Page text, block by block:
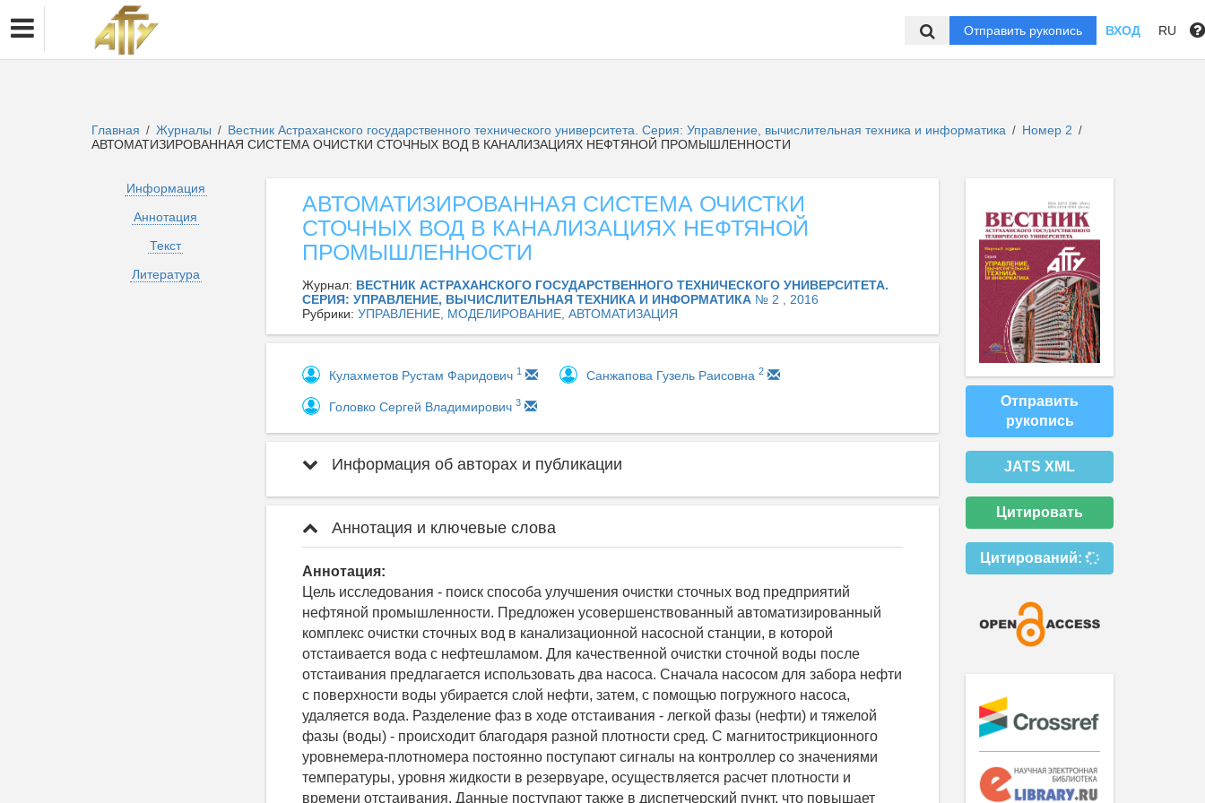
Отправить рукопись ВХОД RU
Главная / Журналы / Вестник Астраханского государственного технического университета. Серия: Управление, вычислительная техника и информатика / Номер 2 /
АВТОМАТИЗИРОВАННАЯ СИСТЕМА ОЧИСТКИ СТОЧНЫХ ВОД В КАНАЛИЗАЦИЯХ НЕФТЯНОЙ ПРОМЫШЛЕННОСТИ
Информация
Аннотация
Текст
Литература
АВТОМАТИЗИРОВАННАЯ СИСТЕМА ОЧИСТКИ
СТОЧНЫХ ВОД В КАНАЛИЗАЦИЯХ НЕФТЯНОЙ
ПРОМЫШЛЕННОСТИ
Журнал: ВЕСТНИК АСТРАХАНСКОГО ГОСУДАРСТВЕННОГО ТЕХНИЧЕСКОГО УНИВЕРСИТЕТА.
СЕРИЯ: УПРАВЛЕНИЕ, ВЫЧИСЛИТЕЛЬНАЯ ТЕХНИКА И ИНФОРМАТИКА № 2 , 2016
Рубрики: УПРАВЛЕНИЕ, МОДЕЛИРОВАНИЕ, АВТОМАТИЗАЦИЯ
Кулахметов Рустам Фаридович 1 Санжапова Гузель Раисовна 2
Головко Сергей Владимирович 3
Информация об авторах и публикации
Аннотация и ключевые слова
Аннотация:
Цель исследования - поиск способа улучшения очистки сточных вод предприятий
нефтяной промышленности. Предложен усовершенствованный автоматизированный
комплекс очистки сточных вод в канализационной насосной станции, в которой
отстаивается вода с нефтешламом. Для качественной очистки сточной воды после
отстаивания предлагается использовать два насоса. Сначала насосом для забора нефти
с поверхности воды убирается слой нефти, затем, с помощью погружного насоса,
удаляется вода. Разделение фаз в ходе отстаивания - легкой фазы (нефти) и тяжелой
фазы (воды) - происходит благодаря разной плотности сред. С магнитострикционного
уровнемера-плотномера постоянно поступают сигналы на контроллер со значениями
температуры, уровня жидкости в резервуаре, осуществляется расчет плотности и
времени отстаивания. Данные поступают также в диспетчерский пункт, что повышает
Отправить
рукопись
JATS XML
Цитировать
Цитирований: